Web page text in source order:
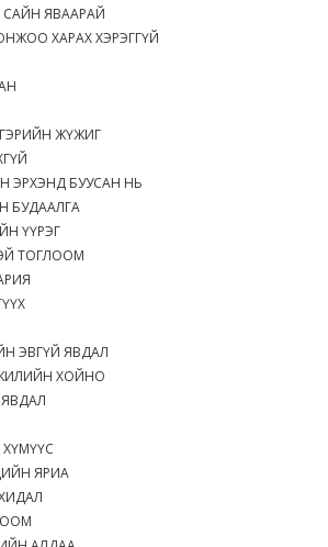
САЙН ЯВААРАЙ
ХАРАХ ХЭРЭГГҮЙ
ЖҮЖИГ
ЭРХЭНД БУУСАН НЬ
БУДААЛГА
ҮҮРЭГ
ТОГЛООМ
ЭВГҮЙ ЯВДАЛ
ХОЙНО
ХҮМҮҮС
ЯРИА